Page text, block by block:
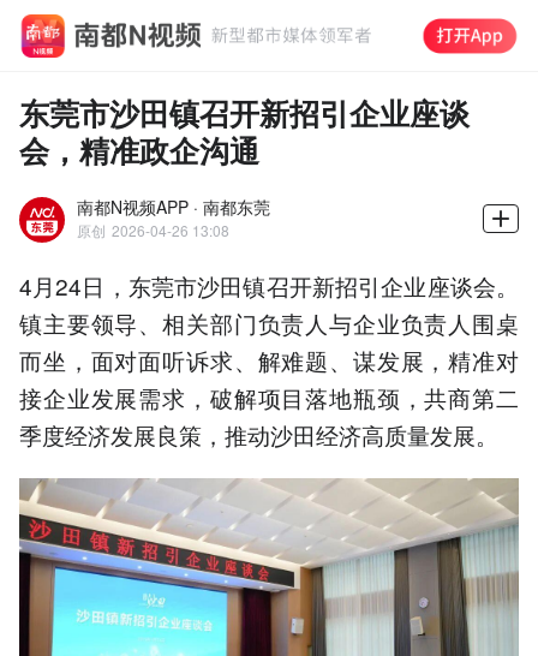
东莞市沙田镇召开新招引企业座谈
会，精准政企沟通
南都N视频APP · 南都东莞
原创 2026-04-26 13:08
4月24日，东莞市沙田镇召开新招引企业座谈会。
镇主要领导、相关部门负责人与企业负责人围桌
而坐，面对面听诉求、解难题、谋发展，精准对
接企业发展需求，破解项目落地瓶颈，共商第二
季度经济发展良策，推动沙田经济高质量发展。